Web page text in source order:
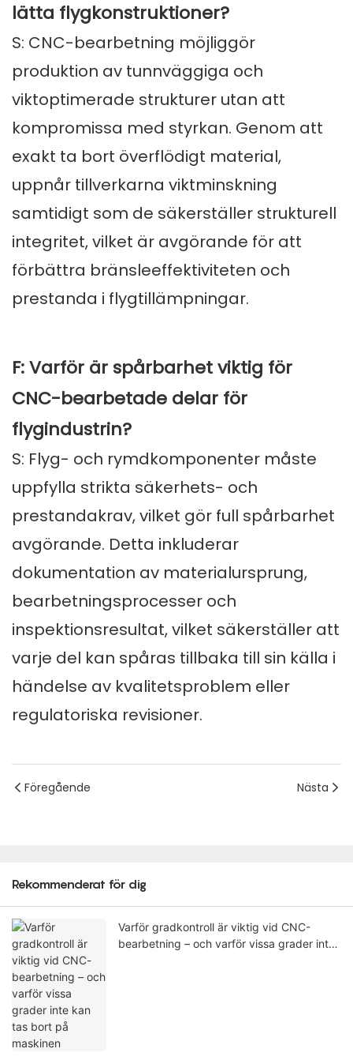
lätta flygkonstruktioner?
S: CNC-bearbetning möjliggör
produktion av tunnväggiga och
viktoptimerade strukturer utan att
kompromissa med styrkan. Genom att
exakt ta bort överflödigt material,
uppnår tillverkarna viktminskning
samtidigt som de säkerställer strukturell
integritet, vilket är avgörande för att
förbättra bränsleeffektiviteten och
prestanda i flygtillämpningar.
F: Varför är spårbarhet viktig för
CNC-bearbetade delar för
flygindustrin?
S: Flyg- och rymdkomponenter måste
uppfylla strikta säkerhets- och
prestandakrav, vilket gör full spårbarhet
avgörande. Detta inkluderar
dokumentation av materialursprung,
bearbetningsprocesser och
inspektionsresultat, vilket säkerställer att
varje del kan spåras tillbaka till sin källa i
händelse av kvalitetsproblem eller
regulatoriska revisioner.
Föregående Nästa
Rekommenderat för dig
Varför gradkontroll är viktig vid CNC-
bearbetning – och varför vissa grader inte